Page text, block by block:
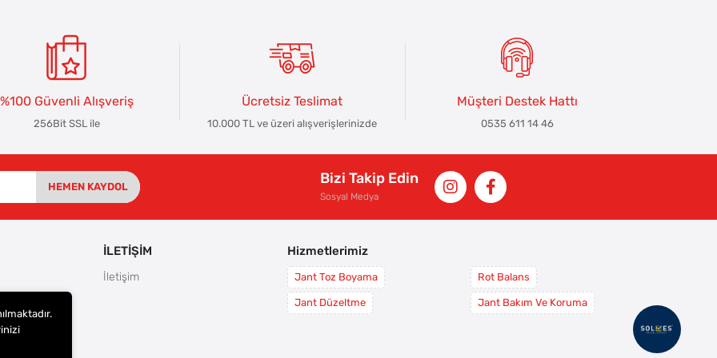
%100 Güvenli Alışveriş
256Bit SSL ile
Ücretsiz Teslimat
10.000 TL ve üzeri alışverişlerinizde
Müşteri Destek Hattı
0535 611 14 46
HEMEN KAYDOL
Bizi Takip Edin
Sosyal Medya
İLETİŞİM
İletişim
Hizmetlerimiz
Jant Toz Boyama
Jant Düzeltme
Rot Balans
Jant Bakım Ve Koruma